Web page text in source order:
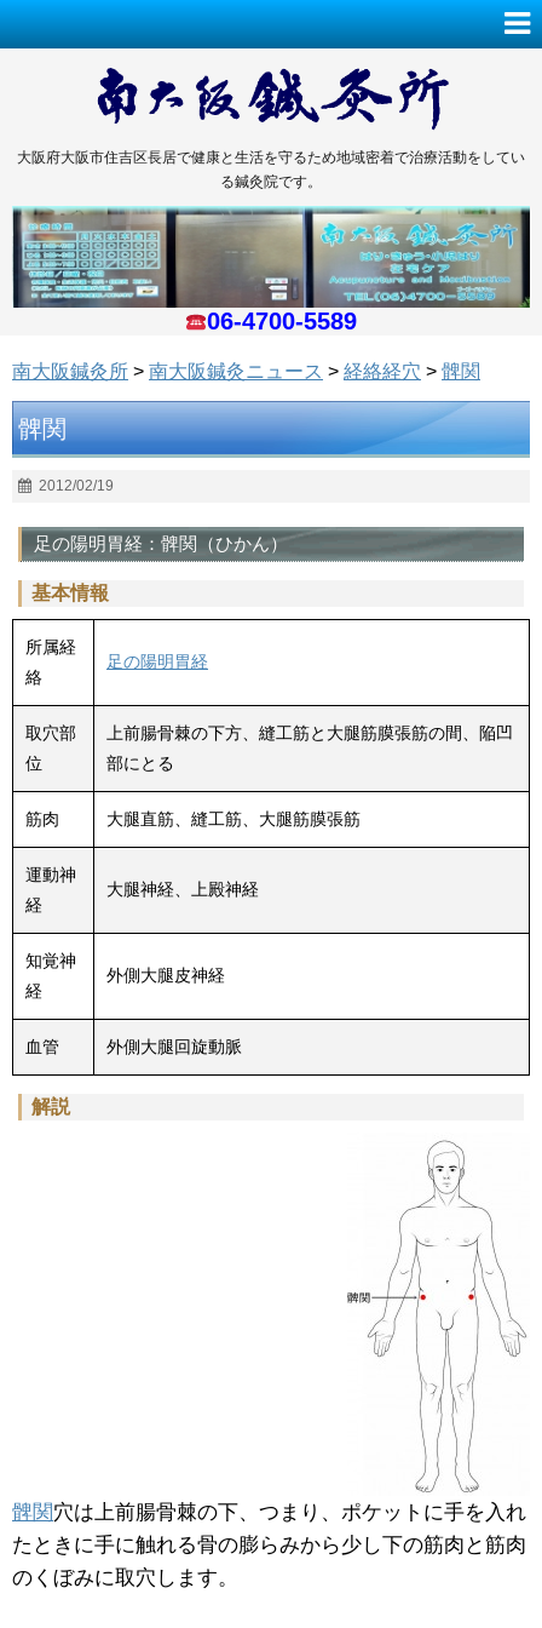
大阪府大阪市住吉区長居で健康と生活を守るため地域密着で治療活動をしてい
る鍼灸院です。
06-4700-5589
南大阪鍼灸所 > 南大阪鍼灸ニュース > 経絡経穴 > 髀関
髀関
2012/02/19
足の陽明胃経：髀関（ひかん）
基本情報
所属経
絡
足の陽明胃経
取穴部
位
上前腸骨棘の下方、縫工筋と大腿筋膜張筋の間、陥凹
部にとる
筋肉 大腿直筋、縫工筋、大腿筋膜張筋
運動神
経
大腿神経、上殿神経
知覚神
経
外側大腿皮神経
血管 外側大腿回旋動脈
解説
髀関穴は上前腸骨棘の下、つまり、ポケットに手を入れ
たときに手に触れる骨の膨らみから少し下の筋肉と筋肉
のくぼみに取穴します。